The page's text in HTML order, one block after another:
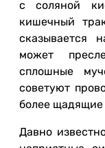
с соляной
кишечный
сказывается
может
сплошные
советуют
более щадящие
Давно